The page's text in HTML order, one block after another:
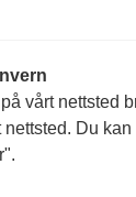
vårt nettsted
Du